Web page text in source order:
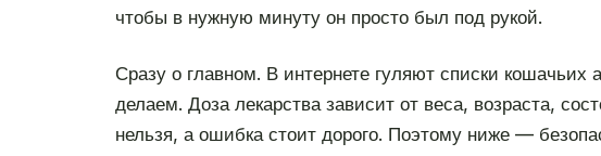
чтобы в нужную минуту он просто был под рукой.
Сразу о главном. В интернете гуляют списки
делаем. Доза лекарства зависит от веса, возраста,
нельзя, а ошибка стоит дорого. Поэтому ниже —